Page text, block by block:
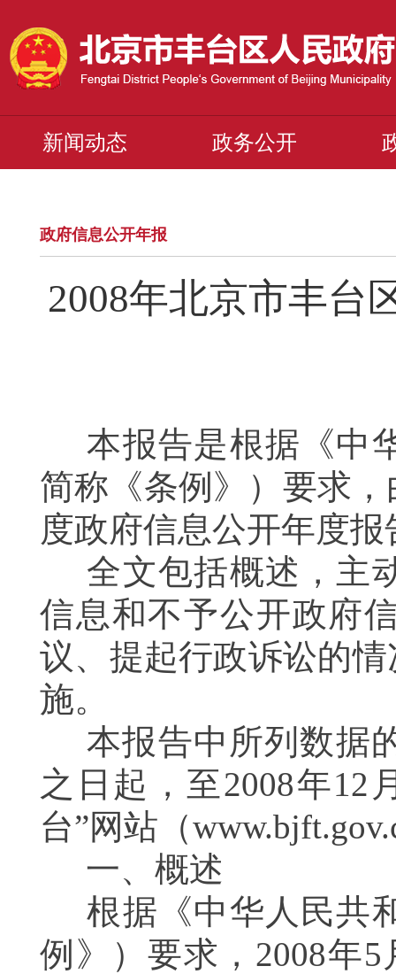
新闻动态 政务公开
政府信息公开年报
2008年北京市丰台
本报告是根据《中
简称《条例》）要求
度政府信息公开年度报
全文包括概述，主
信息和不予公开政府
议、提起行政诉讼的
施。
本报告中所列数据
之日起，至2008年12
台”网站（
一、概述
根据《中华人民共
例》）要求， 2008年